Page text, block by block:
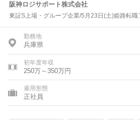
阪神ロジサポート株式会社
東証S上場・グループ企業/5月23日(土)姫路転職
勤務地
兵庫県
初年度年収
250万～350万円
雇用形態
正社員